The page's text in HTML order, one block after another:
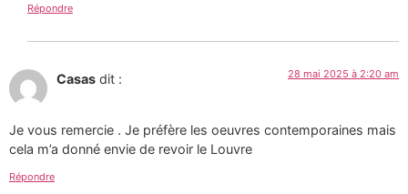
Répondre
Casas dit : 28 mai 2025 à 2:20 am
Je vous remercie . Je préfère les oeuvres contemporaines mais
cela m’a donné envie de revoir le Louvre
Répondre